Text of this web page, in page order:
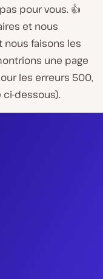
pour vous. 👍
et nous
faisons les
une page
les erreurs 500,
ci-dessous).